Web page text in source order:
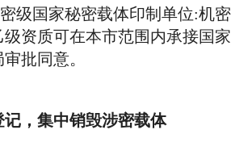
级国家秘密载体印制单位:机
资质可在本市范围内承接国
批同意。
，集中销毁涉密载体